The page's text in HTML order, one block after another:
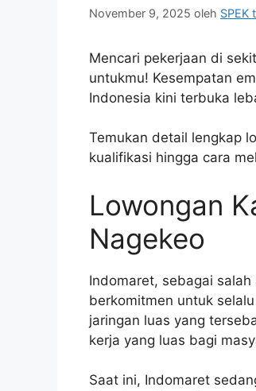
November 9, 2025 oleh SPEK
Mencari pekerjaan di
untukmu! Kesempatan
Indonesia kini terbuka
Temukan detail lengkap
kualifikasi hingga cara
Lowongan
Nagekeo
Indomaret, sebagai
berkomitmen untuk
jaringan luas yang
kerja yang luas bagi
Saat ini, Indomaret